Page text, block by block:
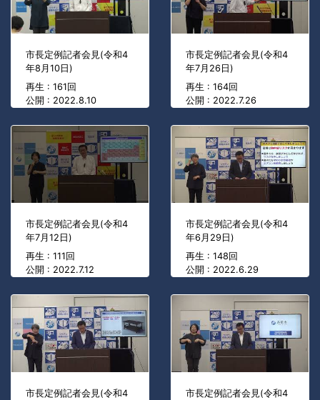
市長定例記者会見(令和4
年8月10日)
再生 : 161回
公開 : 2022.8.10
市長定例記者会見(令和4
年7月26日)
再生 : 164回
公開 : 2022.7.26
市長定例記者会見(令和4
年7月12日)
再生 : 111回
公開 : 2022.7.12
市長定例記者会見(令和4
年6月29日)
再生 : 148回
公開 : 2022.6.29
市長定例記者会見(令和4
市長定例記者会見(令和4